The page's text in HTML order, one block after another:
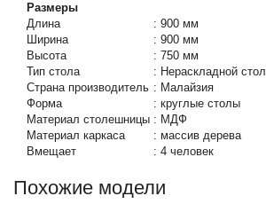
Размеры
Длина
: 900 мм
Ширина
: 900 мм
Высота
: 750 мм
Тип стола
: Нераскладной стол
Страна производитель : Малайзия
Форма
: круглые столы
Материал столешницы : МДФ
Материал каркаса
: массив дерева
Вмещает
: 4 человек
Похожие модели